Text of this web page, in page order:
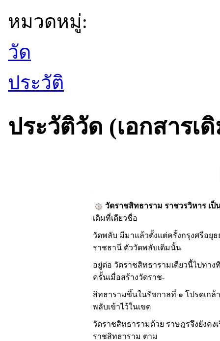
หมวดหมู่:
วัด
ประวัติ
ประวัติวัด (เอกสารเ
วัดราชสิทธาราม ราชวรวิหาร เ
เดิมที่เดียวชื่อ
วัดพลับ มีมาแล้วตั้งแต่ครั้งกรุงศรีอยุธ
ราชธานี ตัววัดพลับเดิมนั้น
อยู่ต่อ วัดราชสิทธารามเดียวนี้ไปทาง
ครั้นเมื่อสร้างวัดราช-
สิทธารามขึ้นในรัชกาลที่ ๑ โปรดเกล้
พลับเข้าไว้ในเขต
วัดราชสิทธารามด้วย ราษฎรจึงยังคง
ราชสิทธาราม ตาม